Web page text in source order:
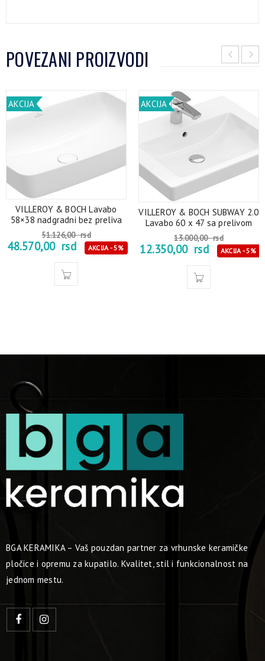
POVEZANI PROIZVODI
AKCIJA
VILLEROY & BOCH Lavabo
58×38 nadgradni bez preliva
51.126,00rsd
48.570,00 rsd AKCIJA - 5%
AKCIJA
VILLEROY & BOCH SUBWAY 2.0
Lavabo 60 x 47 sa prelivom
13.000,00rsd
12.350,00 rsd AKCIJA - 5%
BGA KERAMIKA – Vaš pouzdan partner za vrhunske keramičke
pločice i opremu za kupatilo. Kvalitet, stil i funkcionalnost na
jednom mestu.